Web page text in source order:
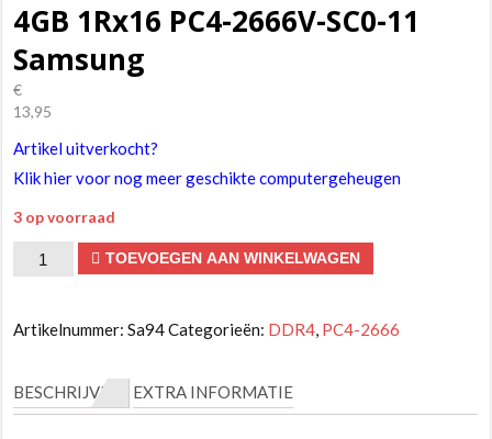
4GB 1Rx16 PC4-2666V-SC0-11
Samsung
€
13,95
Artikel uitverkocht?
Klik hier voor nog meer geschikte computergeheugen
3 op voorraad
4GB
11
TOEVOEGEN AAN WINKELWAGEN
Artikelnummer:Sa94Categorieën: DDR4, PC4-2666
BESCHRIJVING EXTRA INFORMATIE